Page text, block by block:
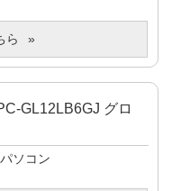
ら
GL12LB6GJ グロ
ソコン